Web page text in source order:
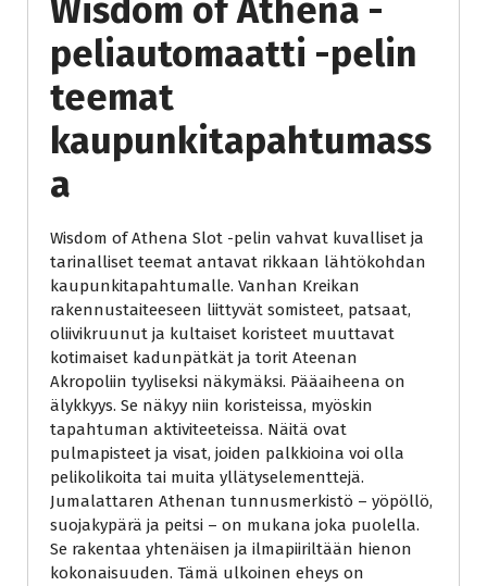
Wisdom of Athena -
peliautomaatti -pelin
teemat
kaupunkitapahtumass
a
Wisdom of Athena Slot -pelin vahvat kuvalliset ja
tarinalliset teemat antavat rikkaan lähtökohdan
kaupunkitapahtumalle. Vanhan Kreikan
rakennustaiteeseen liittyvät somisteet, patsaat,
oliivikruunut ja kultaiset koristeet muuttavat
kotimaiset kadunpätkät ja torit Ateenan
Akropoliin tyyliseksi näkymäksi. Pääaiheena on
älykkyys. Se näkyy niin koristeissa, myöskin
tapahtuman aktiviteeteissa. Näitä ovat
pulmapisteet ja visat, joiden palkkioina voi olla
pelikolikoita tai muita yllätyselementtejä.
Jumalattaren Athenan tunnusmerkistö – yöpöllö,
suojakypärä ja peitsi – on mukana joka puolella.
Se rakentaa yhtenäisen ja ilmapiiriltään hienon
kokonaisuuden. Tämä ulkoinen eheys on